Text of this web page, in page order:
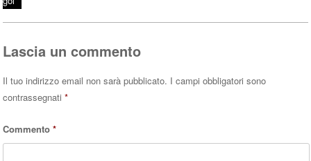
pp
Lascia un commento
Il tuo indirizzo email non sarà pubblicato. I campi obbligatori sono
contrassegnati*
Commento*